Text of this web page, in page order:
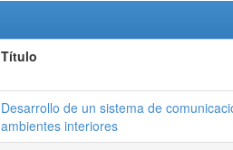
Título
Desarrollo de un sistema de
ambientes interiores